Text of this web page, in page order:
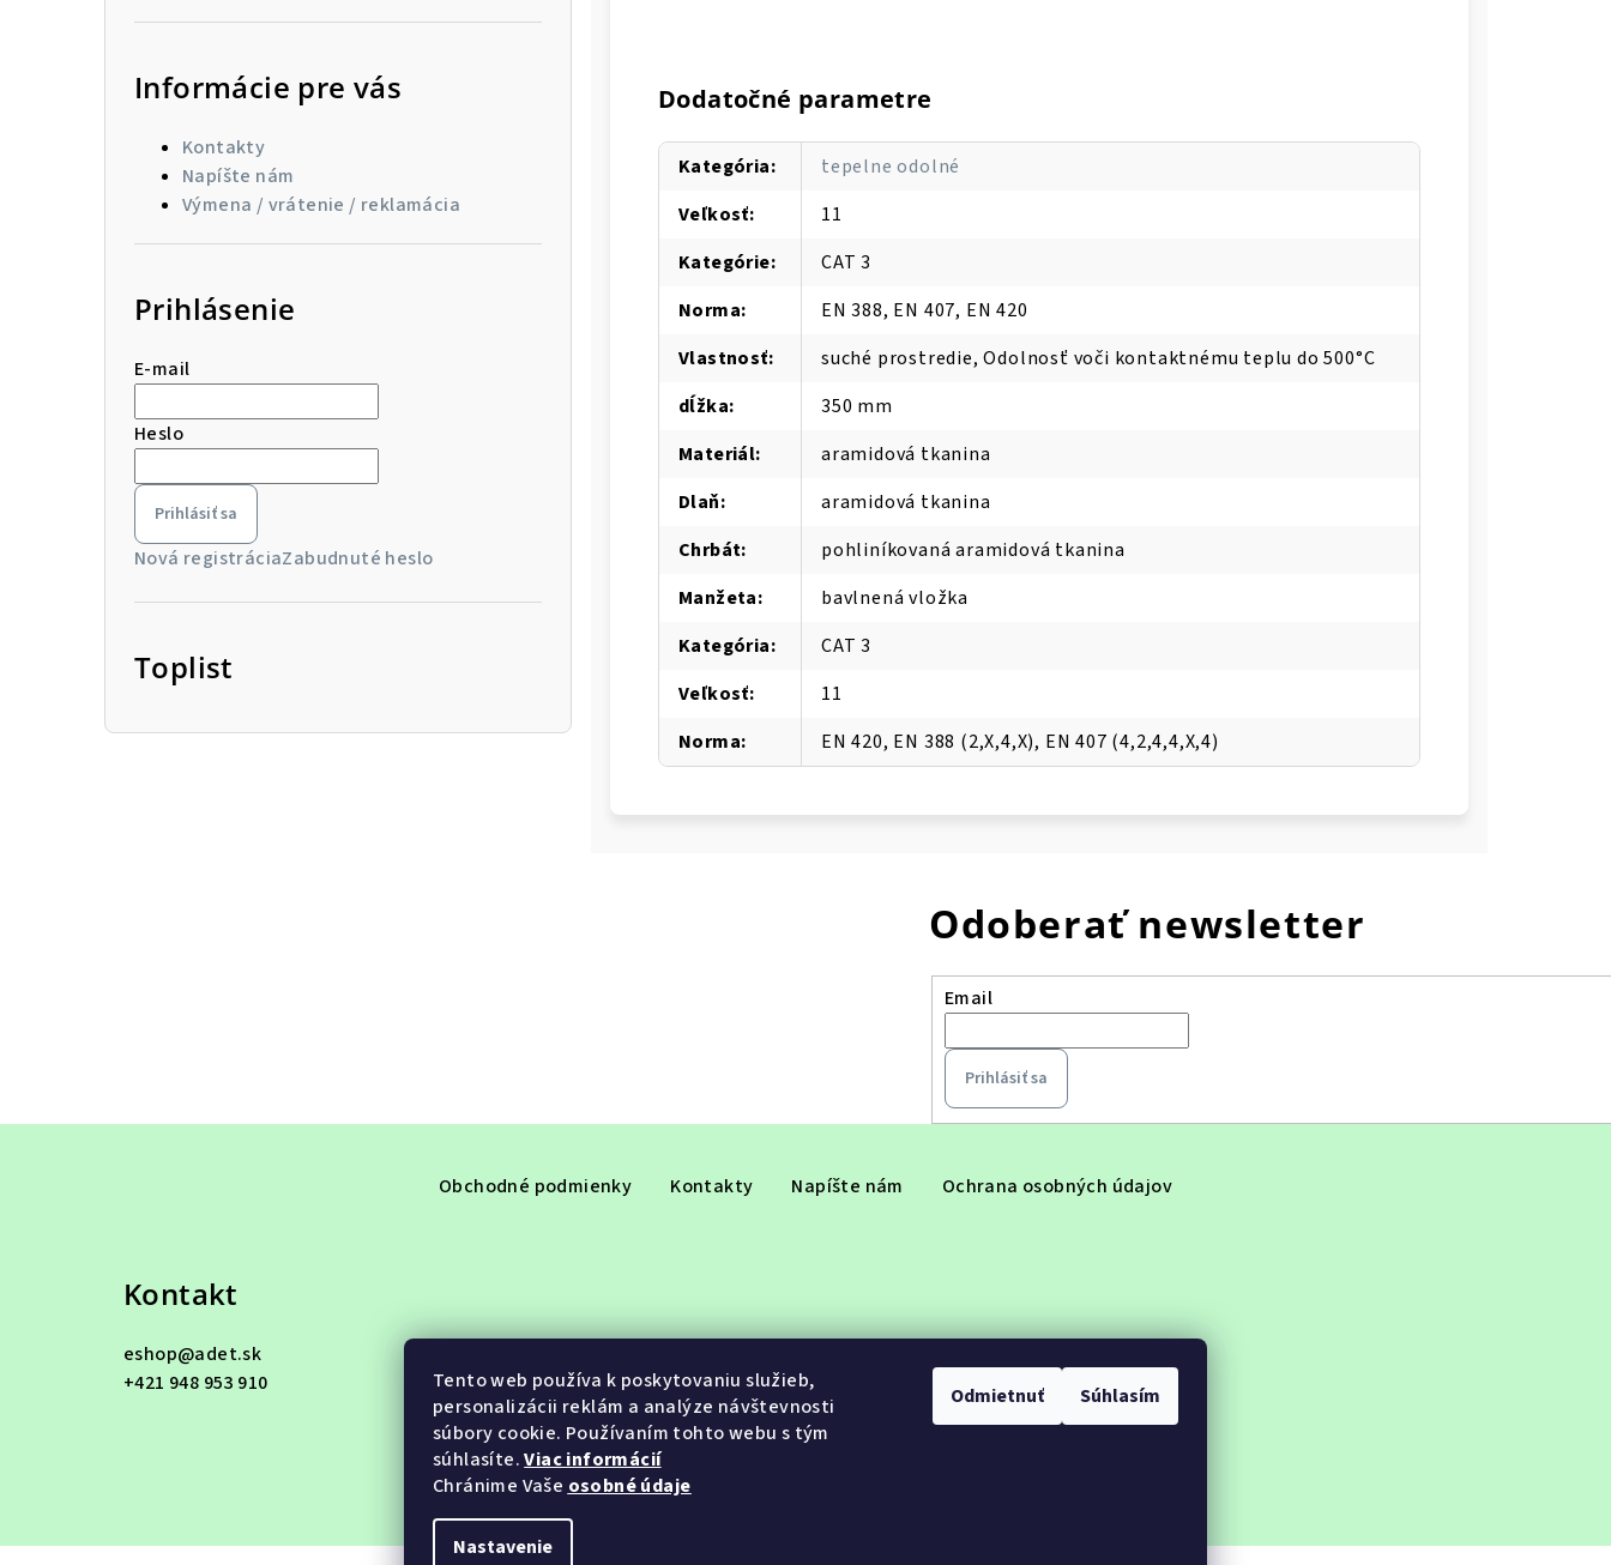
Tento web používa k poskytovaniu služieb,
personalizácii reklám a analýze návštevnosti
súbory cookie. Používaním tohto webu s tým
súhlasíte.Viac informácií
Chránime Vaše osobné údaje
Nastavenie
Odmietnuť Súhlasím
Informácie pre vás
Kontakty
Napíšte nám
Výmena / vrátenie / reklamácia
Prihlásenie
E-mail
Heslo
Prihlásiť sa
Nová registráciaZabudnuté heslo
Toplist
Dodatočné parametre
Kategória:
tepelne odolné
Veľkosť:
11
Kategórie:
CAT 3
Norma:
EN 388, EN 407, EN 420
Vlastnosť:
suché prostredie, Odolnosť voči kontaktnému teplu do 500°C
dĺžka:
350 mm
Materiál:
aramidová tkanina
Dlaň:
aramidová tkanina
Chrbát:
pohliníkovaná aramidová tkanina
Manžeta:
bavlnená vložka
Kategória:
CAT 3
Veľkosť:
11
Norma: EN 420, EN 388 (2,X,4,X), EN 407 (4,2,4,4,X,4)
Odoberať newsletter
Email
Prihlásiť sa
Obchodné podmienky Kontakty Napíšte nám Ochrana osobných údajov
Kontakt
eshop@adet.sk
+421 948 953 910